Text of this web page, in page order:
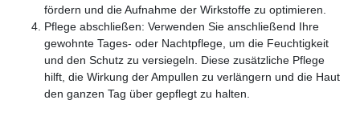
fördern und die Aufnahme der Wirkstoffe zu optimieren.
Pflege abschließen: Verwenden Sie anschließend Ihre
gewohnte Tages- oder Nachtpflege, um die Feuchtigkeit
und den Schutz zu versiegeln. Diese zusätzliche Pflege
hilft, die Wirkung der Ampullen zu verlängern und die Haut
den ganzen Tag über gepflegt zu halten.